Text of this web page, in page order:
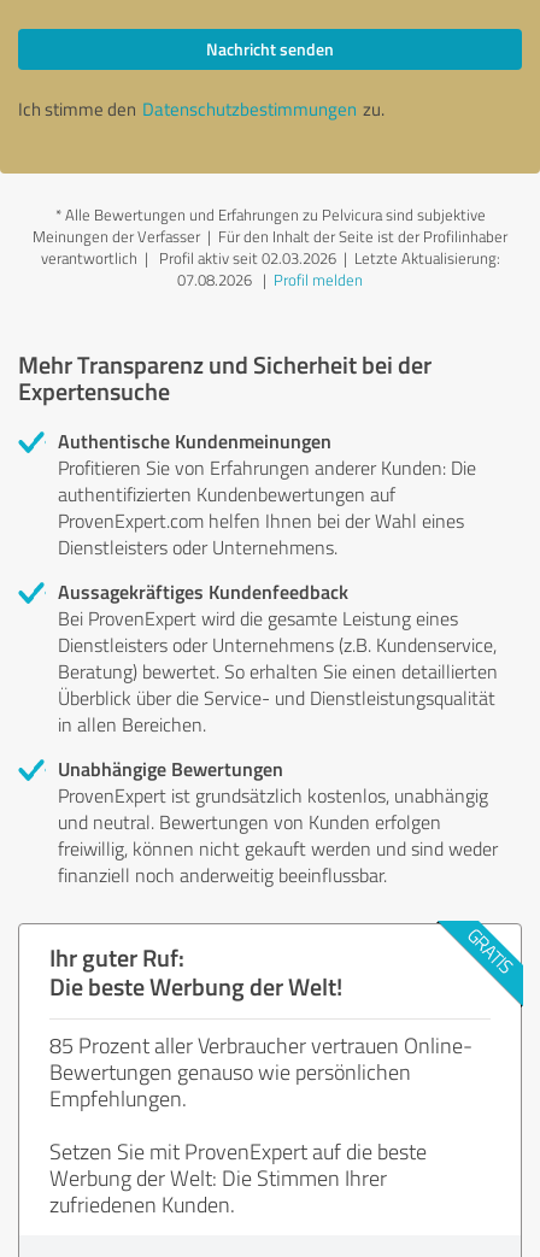
Nachricht senden
Ich stimme den Datenschutzbestimmungen zu.
*Alle Bewertungen und Erfahrungen zu Pelvicura sind subjektive
Meinungen der Verfasser | Für den Inhalt der Seite ist der Profilinhaber
verantwortlich | Profil aktiv seit 02.03.2026 | Letzte Aktualisierung:
07.08.2026 | Profil melden
Mehr Transparenz und Sicherheit bei der
Expertensuche
Authentische Kundenmeinungen
Profitieren Sie von Erfahrungen anderer Kunden: Die
authentifizierten Kundenbewertungen auf
ProvenExpert.com helfen Ihnen bei der Wahl eines
Dienstleisters oder Unternehmens.
Aussagekräftiges Kundenfeedback
Bei ProvenExpert wird die gesamte Leistung eines
Dienstleisters oder Unternehmens (z.B. Kundenservice,
Beratung) bewertet. So erhalten Sie einen detaillierten
Überblick über die Service- und Dienstleistungsqualität
in allen Bereichen.
Unabhängige Bewertungen
ProvenExpert ist grundsätzlich kostenlos, unabhängig
und neutral. Bewertungen von Kunden erfolgen
freiwillig, können nicht gekauft werden und sind weder
finanziell noch anderweitig beeinflussbar.
Ihr guter Ruf:
Die beste Werbung der Welt!
85 Prozent aller Verbraucher vertrauen Online-
Bewertungen genauso wie persönlichen
Empfehlungen.
Setzen Sie mit ProvenExpert auf die beste
Werbung der Welt: Die Stimmen Ihrer
zufriedenen Kunden.